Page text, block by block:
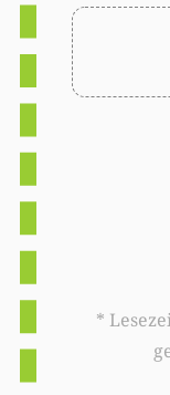
* Lesezeit insgesamt